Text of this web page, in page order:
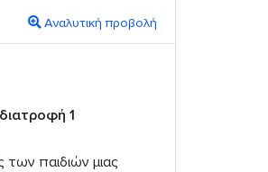
Αναλυτική προβολή
1
παιδιών μιας